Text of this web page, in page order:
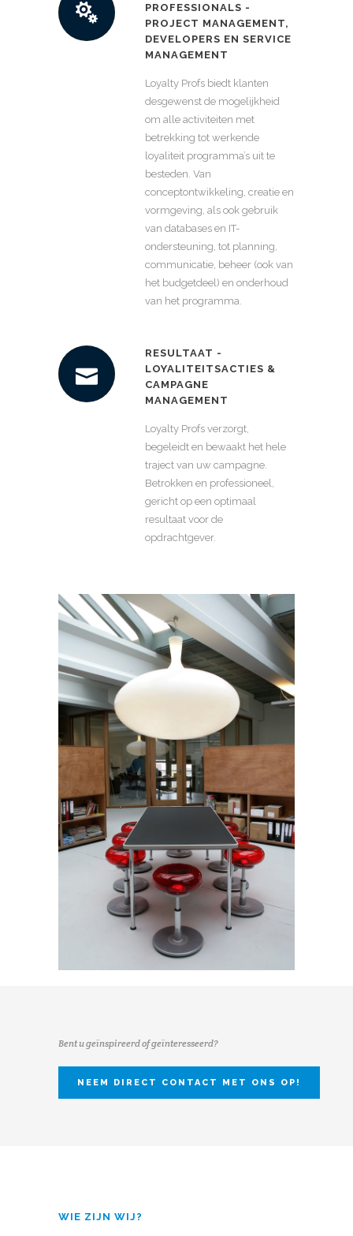
PROFESSIONALS -
PROJECT MANAGEMENT,
DEVELOPERS EN SERVICE
MANAGEMENT
Loyalty Profs biedt klanten
desgewenst de mogelijkheid
om alle activiteiten met
betrekking tot werkende
loyaliteit programma’s uit te
besteden. Van
conceptontwikkeling, creatie en
vormgeving, als ook gebruik
van databases en IT-
ondersteuning, tot planning,
communicatie, beheer (ook van
het budgetdeel) en onderhoud
van het programma.
RESULTAAT -
LOYALITEITSACTIES &
CAMPAGNE
MANAGEMENT
Loyalty Profs verzorgt,
begeleidt en bewaakt het hele
traject van uw campagne.
Betrokken en professioneel,
gericht op een optimaal
resultaat voor de
opdrachtgever.
Bent u geïnspireerd of geïnteresseerd?
NEEM DIRECT CONTACT MET ONS OP!
WIE ZIJN WIJ?